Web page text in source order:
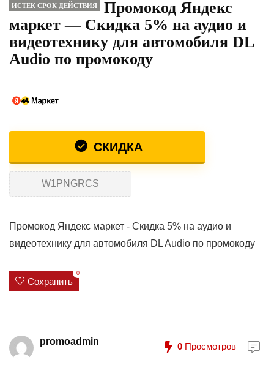
ИСТЕК СРОК ДЕЙСТВИЯ
Промокод Яндекс
маркет — Скидка 5% на аудио и
видеотехнику для автомобиля DL
Audio по промокоду
СКИДКА
W1PNGRCS
Промокод Яндекс маркет - Скидка 5% на аудио и
видеотехнику для автомобиля DL Audio по промокоду
Сохранить
0
promoadmin 0 Просмотров